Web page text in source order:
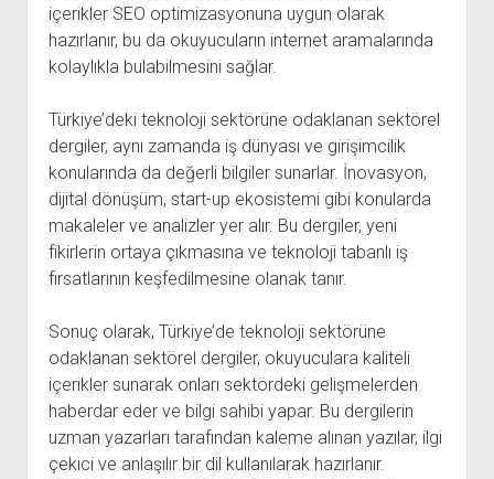
içerikler SEO optimizasyonuna uygun olarak
hazırlanır, bu da okuyucuların internet aramalarında
kolaylıkla bulabilmesini sağlar.
Türkiye’deki teknoloji sektörüne odaklanan sektörel
dergiler, aynı zamanda iş dünyası ve girişimcilik
konularında da değerli bilgiler sunarlar. İnovasyon,
dijital dönüşüm, start-up ekosistemi gibi konularda
makaleler ve analizler yer alır. Bu dergiler, yeni
fikirlerin ortaya çıkmasına ve teknoloji tabanlı iş
fırsatlarının keşfedilmesine olanak tanır.
Sonuç olarak, Türkiye’de teknoloji sektörüne
odaklanan sektörel dergiler, okuyuculara kaliteli
içerikler sunarak onları sektördeki gelişmelerden
haberdar eder ve bilgi sahibi yapar. Bu dergilerin
uzman yazarları tarafından kaleme alınan yazılar, ilgi
çekici ve anlaşılır bir dil kullanılarak hazırlanır.